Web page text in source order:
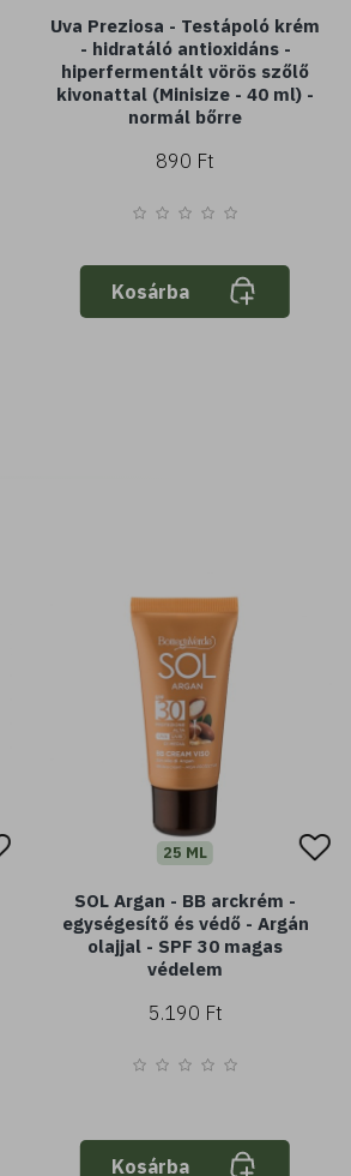
Uva Preziosa - Testápoló krém
- hidratáló antioxidáns -
hiperfermentált vörös szőlő
kivonattal (Minisize - 40 ml) -
normál bőrre
890 Ft
Kosárba
25 ML
SOL Argan - BB arckrém -
egységesítő és védő - Argán
olajjal - SPF 30 magas
védelem
5.190 Ft
Kosárba